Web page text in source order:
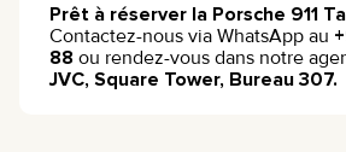
Prêt à réserver la Porsche 911
Contactez-nous via WhatsApp au
88 ou rendez-vous dans notre
JVC, Square Tower, Bureau 307.